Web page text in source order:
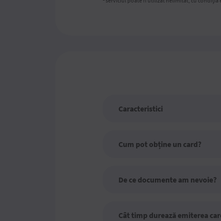
Caracteristici
Cum pot obține un card?
De ce documente am nevoie?
Cât timp durează emiterea